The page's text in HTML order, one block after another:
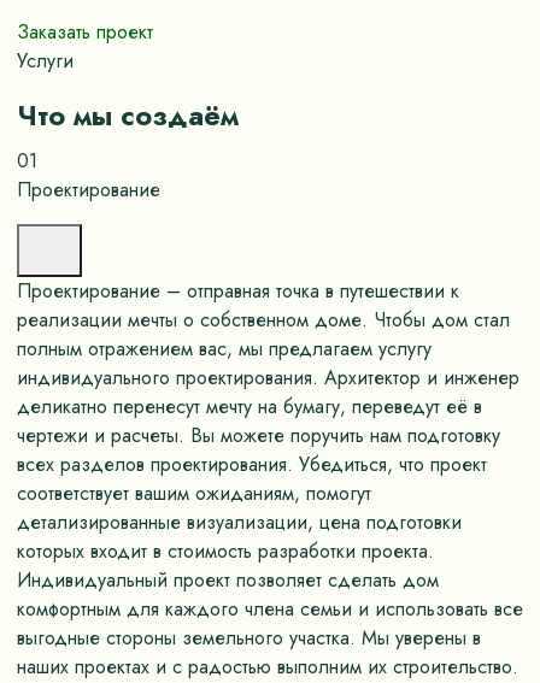
Заказать проект
Услуги
Что мы создаём
01
Проектирование
Проектирование – отправная точка в путешествии к
реализации мечты о собственном доме. Чтобы дом стал
полным отражением вас, мы предлагаем услугу
индивидуального проектирования. Архитектор и инженер
деликатно перенесут мечту на бумагу, переведут её в
чертежи и расчеты. Вы можете поручить нам подготовку
всех разделов проектирования. Убедиться, что проект
соответствует вашим ожиданиям, помогут
детализированные визуализации, цена подготовки
которых входит в стоимость разработки проекта.
Индивидуальный проект позволяет сделать дом
комфортным для каждого члена семьи и использовать все
выгодные стороны земельного участка. Мы уверены в
наших проектах и с радостью выполним их строительство.